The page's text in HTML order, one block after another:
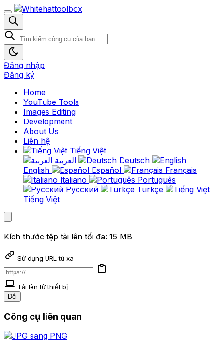
Đăng nhập
Đăng ký
Home
YouTube Tools
Images Editing
Development
About Us
Liên hệ
Tiếng Việt
Deutsch
English
Español
Français
Italiano
Português
Русский
Türkçe
Tiếng Việt
Kích thước tệp tải lên tối đa: 15 MB
Sử dụng URL từ xa
Tải lên từ thiết bị
Đổi
Công cụ liên quan